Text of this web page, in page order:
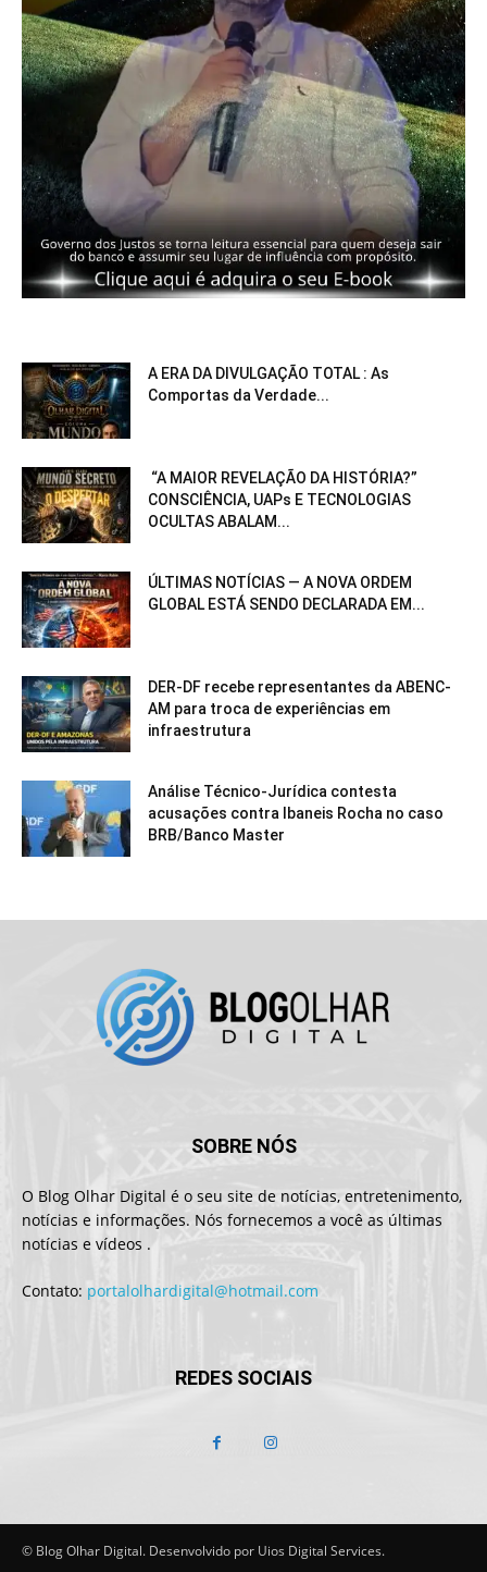
A ERA DA DIVULGAÇÃO TOTAL : As
Comportas da Verdade...
“A MAIOR REVELAÇÃO DA HISTÓRIA?”
CONSCIÊNCIA, UAPs E TECNOLOGIAS
OCULTAS ABALAM...
ÚLTIMAS NOTÍCIAS — A NOVA ORDEM
GLOBAL ESTÁ SENDO DECLARADA EM...
DER-DF recebe representantes da ABENC-
AM para troca de experiências em
infraestrutura
Análise Técnico-Jurídica contesta
acusações contra Ibaneis Rocha no caso
BRB/Banco Master
SOBRE NÓS
O Blog Olhar Digital é o seu site de notícias, entretenimento,
notícias e informações. Nós fornecemos a você as últimas
notícias e vídeos .
Contato: portalolhardigital@hotmail.com
REDES SOCIAIS
© Blog Olhar Digital. Desenvolvido por Uios Digital Services.